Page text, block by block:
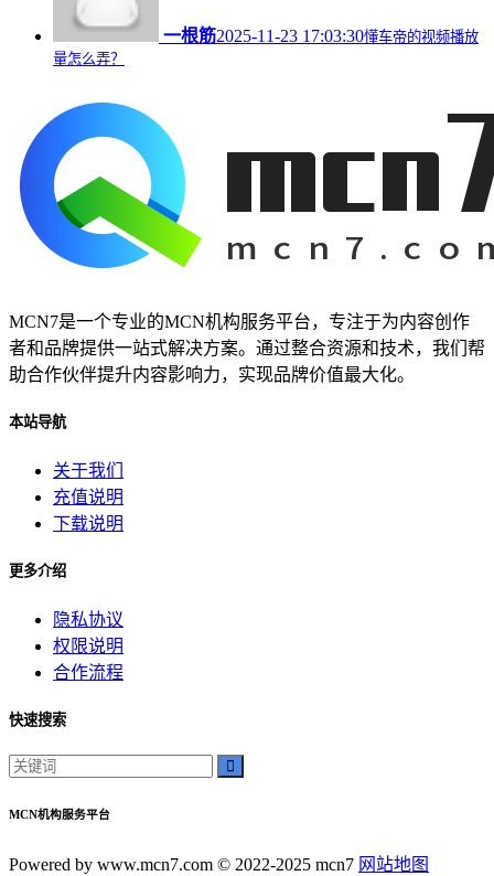
一根筋2025-11-23 17:03:30懂车帝的视频播放
量怎么弄？
MCN7是一个专业的MCN机构服务平台，专注于为内容创作
者和品牌提供一站式解决方案。通过整合资源和技术，我们帮
助合作伙伴提升内容影响力，实现品牌价值最大化。
本站导航
关于我们
充值说明
下载说明
更多介绍
隐私协议
权限说明
合作流程
快速搜索
MCN机构服务平台
Powered by www.mcn7.com © 2022-2025 mcn7 网站地图